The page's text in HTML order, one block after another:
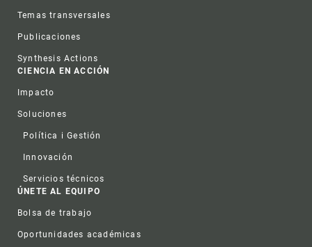
Temas transversales
Publicaciones
Synthesis Actions
CIENCIA EN ACCIÓN
Impacto
Soluciones
Política i Gestión
Innovación
Servicios técnicos
ÚNETE AL EQUIPO
Bolsa de trabajo
Oportunidades académicas